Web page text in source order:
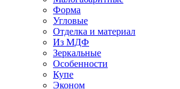
Форма
Угловые
Отделка и материал
Из МДФ
Зеркальные
Особенности
Купе
Эконом